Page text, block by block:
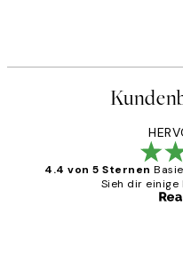
4.4 von 5 Sternen
Sieh dir einige